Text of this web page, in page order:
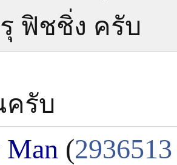
ฟิชชิ่ง ครับ
รับ
Man (2936513